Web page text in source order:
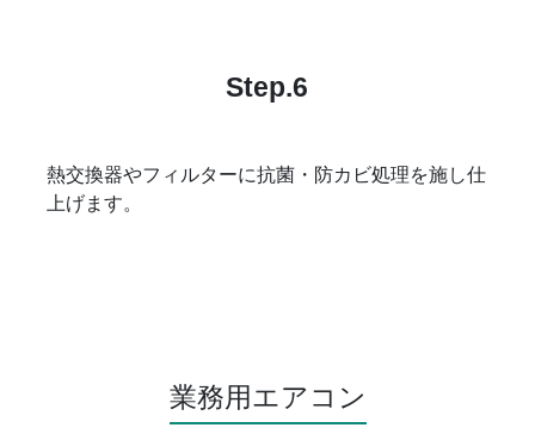
Step.6
熱交換器やフィルターに抗菌・防カビ処理を施し仕
上げます。
業務用エアコン